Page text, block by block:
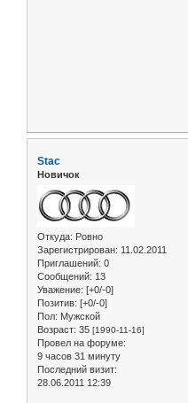
Stac
Новичок
Откуда: Ровно
Зарегистрирован: 11.02.2011
Приглашений: 0
Сообщений: 13
Уважение: [+0/-0]
Позитив: [+0/-0]
Пол: Мужской
Возраст: 35 [1990-11-16]
Провел на форуме:
9 часов 31 минуту
Последний визит:
28.06.2011 12:39